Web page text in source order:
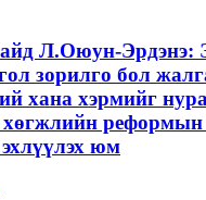
Л.Оюун-Эрдэнэ:
зорилго бол
хана хэрмийг
хөгжлийн
эхлүүлэх юм